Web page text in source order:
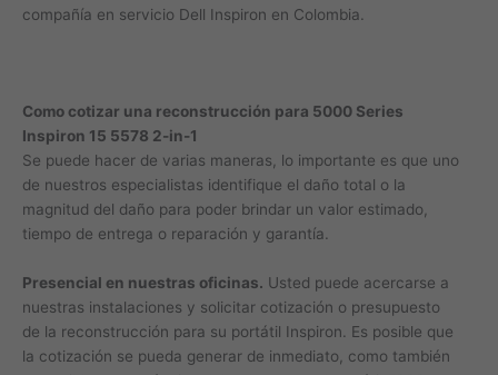
compañía en servicio Dell Inspiron en Colombia.
Como cotizar una reconstrucción para 5000 Series
Inspiron 15 5578 2-in-1
Se puede hacer de varias maneras, lo importante es que uno
de nuestros especialistas identifique el daño total o la
magnitud del daño para poder brindar un valor estimado,
tiempo de entrega o reparación y garantía.
Presencial en nuestras oficinas. Usted puede acercarse a
nuestras instalaciones y solicitar cotización o presupuesto
de la reconstrucción para su portátil Inspiron. Es posible que
la cotización se pueda generar de inmediato, como también